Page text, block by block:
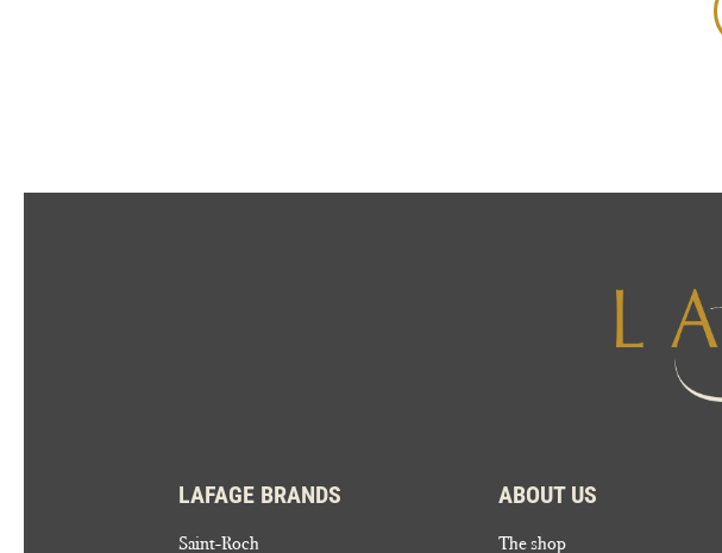
LAFAGE BRANDS
Saint-Roch
ABOUT US
The shop